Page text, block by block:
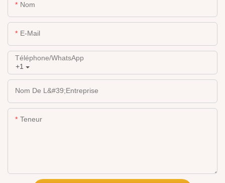
Nom
E-Mail
+1
Téléphone/WhatsApp
Nom De L&#39;entreprise
Teneur